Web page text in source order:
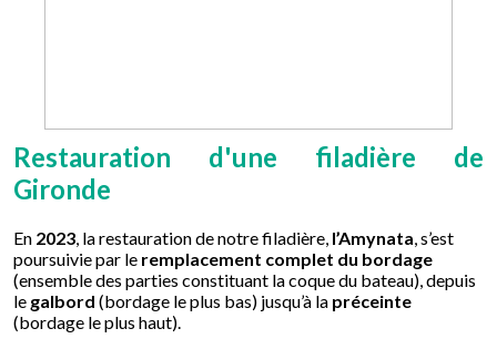
Restauration d'une filadière de
Gironde
En 2023, la restauration de notre filadière, l’Amynata, s’est
poursuivie par le remplacement complet du bordage
(ensemble des parties constituant la coque du bateau), depuis
le galbord (bordage le plus bas) jusqu’à la préceinte
(bordage le plus haut).